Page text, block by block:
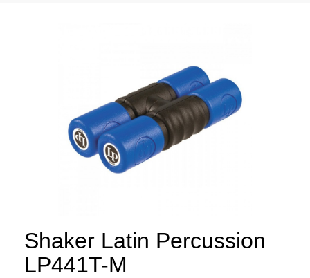
Shaker Latin Percussion
LP441T-M